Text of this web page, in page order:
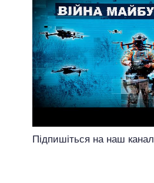
Підпишіться на наш канал